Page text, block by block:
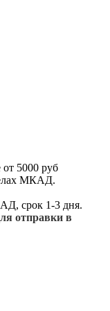
5000 руб
МКАД.
срок 1-3 дня.
отправки в